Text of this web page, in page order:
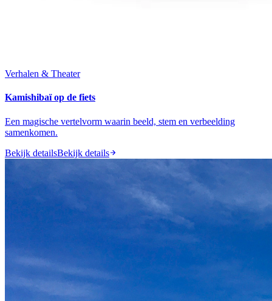
Verhalen & Theater
Kamishibaï op de fiets
Een magische vertelvorm waarin beeld, stem en verbeelding
samenkomen.
Bekijk detailsBekijk details